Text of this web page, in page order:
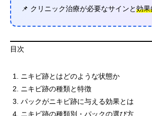
📌 クリニック治療が必要なサインと効果
目次
ニキビ跡とはどのような状態か
ニキビ跡の種類と特徴
パックがニキビ跡に与える効果とは
ニキビ跡の種類別・パックの選び方